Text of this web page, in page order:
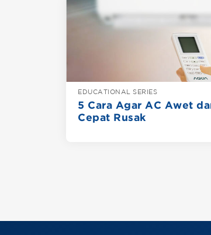
EDUCATIONAL SERIES
5 Cara Agar AC Awet
Cepat Rusak